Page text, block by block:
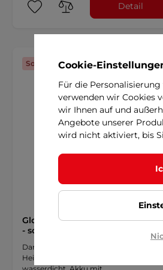
Detail
Sonderangebot
Glovii GTF Beheitzte
- schwarz
Damen Winter Daunenjacke mit
Heizung, für Sport und Freizeit,
Cookie-
Für die
verwenden wir Cookies
wir Ihnen auf und
Angebote unserer
wird nicht aktiviert, bis